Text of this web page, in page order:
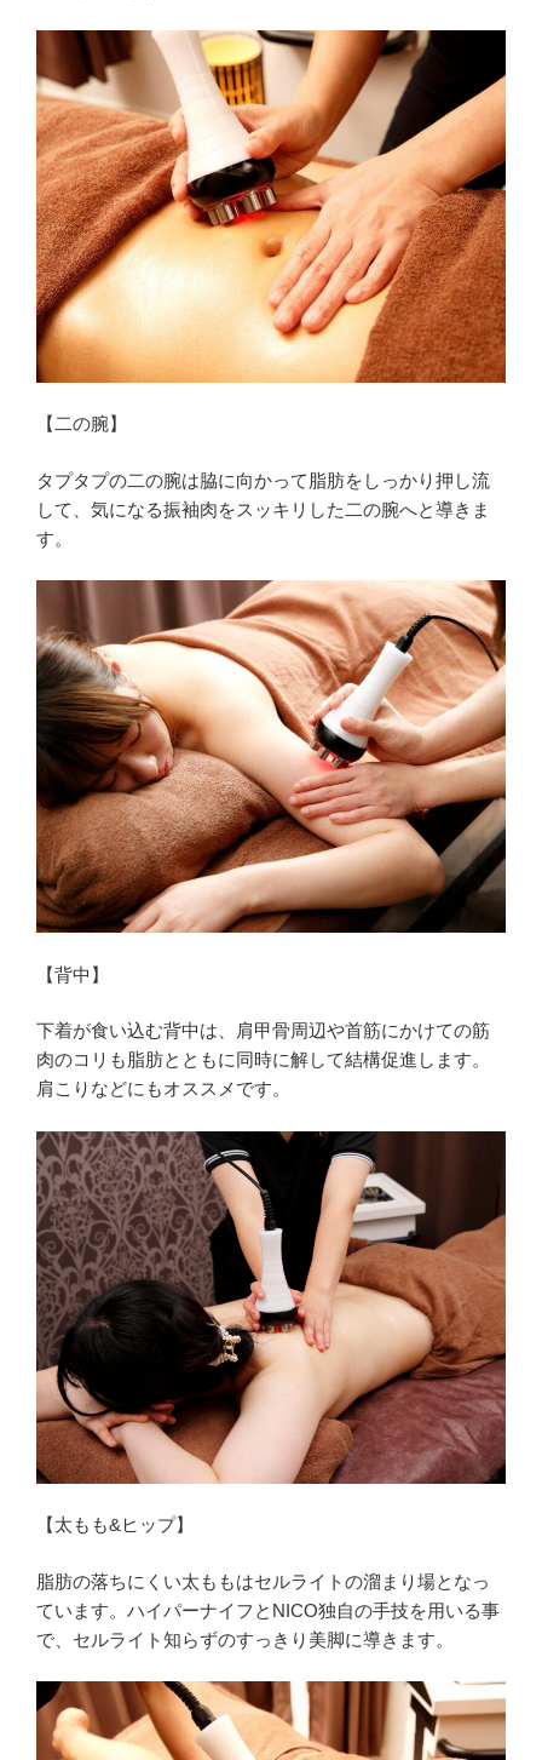
【二の腕】
タプタプの二の腕は脇に向かって脂肪をしっかり押し流
して、気になる振袖肉をスッキリした二の腕へと導きま
す。
【背中】
下着が食い込む背中は、肩甲骨周辺や首筋にかけての筋
肉のコリも脂肪とともに同時に解して結構促進します。
肩こりなどにもオススメです。
【太もも&ヒップ】
脂肪の落ちにくい太ももはセルライトの溜まり場となっ
ています。ハイパーナイフとNICO独自の手技を用いる事
で、セルライト知らずのすっきり美脚に導きます。